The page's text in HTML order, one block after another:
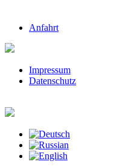
Anfahrt
Impressum
Datenschutz